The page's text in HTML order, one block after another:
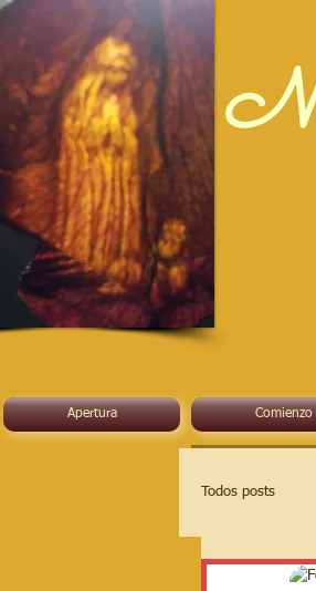
Apertura Comienzo
Todos posts
2026